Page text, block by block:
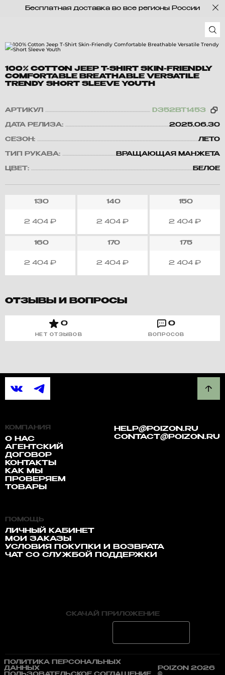
Бесплатная доставка во все регионы России
100% COTTON JEEP T-SHIRT SKIN-FRIENDLY
COMFORTABLE BREATHABLE VERSATILE
TRENDY SHORT SLEEVE YOUTH
АРТИКУЛ D352BT1453
ДАТА РЕЛИЗА: 2025.06.30
СЕЗОН: ЛЕТО
ТИП РУКАВА: ВРАЩАЮЩАЯ МАНЖЕТА
ЦВЕТ: БЕЛОЕ
130
2 404 ₽
140
2 404 ₽
150
2 404 ₽
160
2 404 ₽
170
2 404 ₽
175
2 404 ₽
ОТЗЫВЫ И ВОПРОСЫ
0
НЕТ ОТЗЫВОВ
0
ВОПРОСОВ
КОМПАНИЯ
О НАС
АГЕНТСКИЙ
ДОГОВОР
КОНТАКТЫ
КАК МЫ
ПРОВЕРЯЕМ
ТОВАРЫ
HELP@POIZON.RU
CONTACT@POIZON.RU
ПОМОЩЬ
ЛИЧНЫЙ КАБИНЕТ
МОИ ЗАКАЗЫ
УСЛОВИЯ ПОКУПКИ И ВОЗВРАТА
ЧАТ СО СЛУЖБОЙ ПОДДЕРЖКИ
СКАЧАЙ ПРИЛОЖЕНИЕ
ПОЛИТИКА ПЕРСОНАЛЬНЫХ
ДАННЫХ
POIZON 2026